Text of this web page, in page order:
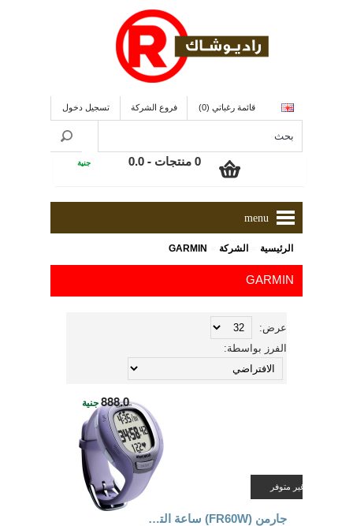
قائمة رغباتي (0) فروع الشركة تسجيل دخول
0 منتجات - 0.0 جنية
menu
الرئيسية الشركة GARMIN
GARMIN
عرض:
الفرز بواسطة:
غير متوفر
888.0جنية
جارمن (FR60W) ساعة التطبيقات الصحية واللياقة البدنية